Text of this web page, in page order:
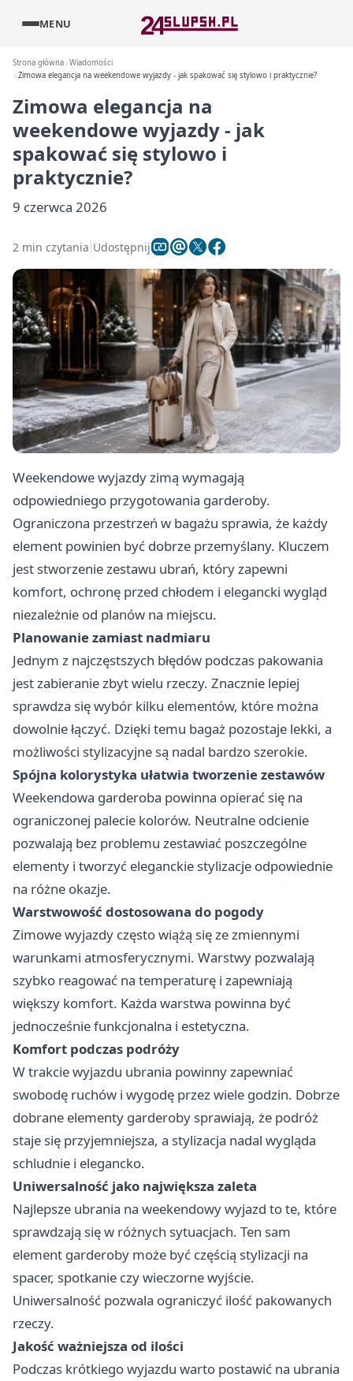
MENU
Strona główna Wiadomości
Zimowa elegancja na weekendowe wyjazdy - jak spakować się stylowo i praktycznie?
Zimowa elegancja na
weekendowe wyjazdy - jak
spakować się stylowo i
praktycznie?
9 czerwca 2026
2 min czytania Udostępnij
Weekendowe wyjazdy zimą wymagają
odpowiedniego przygotowania garderoby.
Ograniczona przestrzeń w bagażu sprawia, że każdy
element powinien być dobrze przemyślany. Kluczem
jest stworzenie zestawu ubrań, który zapewni
komfort, ochronę przed chłodem i elegancki wygląd
niezależnie od planów na miejscu.
Planowanie zamiast nadmiaru
Jednym z najczęstszych błędów podczas pakowania
jest zabieranie zbyt wielu rzeczy. Znacznie lepiej
sprawdza się wybór kilku elementów, które można
dowolnie łączyć. Dzięki temu bagaż pozostaje lekki, a
możliwości stylizacyjne są nadal bardzo szerokie.
Spójna kolorystyka ułatwia tworzenie zestawów
Weekendowa garderoba powinna opierać się na
ograniczonej palecie kolorów. Neutralne odcienie
pozwalają bez problemu zestawiać poszczególne
elementy i tworzyć eleganckie stylizacje odpowiednie
na różne okazje.
Warstwowość dostosowana do pogody
Zimowe wyjazdy często wiążą się ze zmiennymi
warunkami atmosferycznymi. Warstwy pozwalają
szybko reagować na temperaturę i zapewniają
większy komfort. Każda warstwa powinna być
jednocześnie funkcjonalna i estetyczna.
Komfort podczas podróży
W trakcie wyjazdu ubrania powinny zapewniać
swobodę ruchów i wygodę przez wiele godzin. Dobrze
dobrane elementy garderoby sprawiają, że podróż
staje się przyjemniejsza, a stylizacja nadal wygląda
schludnie i elegancko.
Uniwersalność jako największa zaleta
Najlepsze ubrania na weekendowy wyjazd to te, które
sprawdzają się w różnych sytuacjach. Ten sam
element garderoby może być częścią stylizacji na
spacer, spotkanie czy wieczorne wyjście.
Uniwersalność pozwala ograniczyć ilość pakowanych
rzeczy.
Jakość ważniejsza od ilości
Podczas krótkiego wyjazdu warto postawić na ubrania